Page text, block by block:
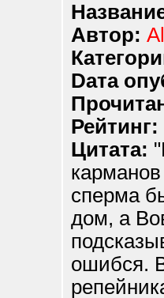
Автор:
Dата
Рейтинг:
Цитата:
сперма
дом, а
ошибся.